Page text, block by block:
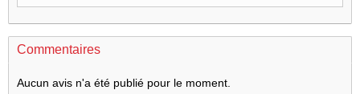
Commentaires
Aucun avis n'a été publié pour le moment.